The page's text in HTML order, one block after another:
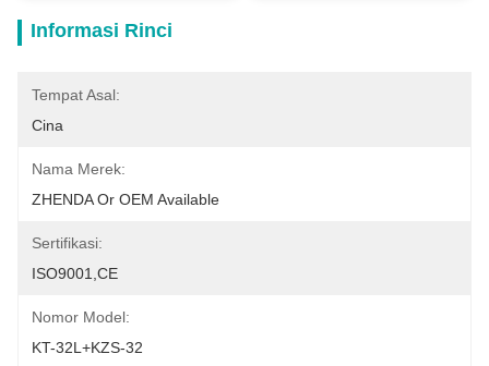
Informasi Rinci
Tempat Asal:
Cina
Nama Merek:
ZHENDA Or OEM Available
Sertifikasi:
ISO9001,CE
Nomor Model:
KT-32L+KZS-32